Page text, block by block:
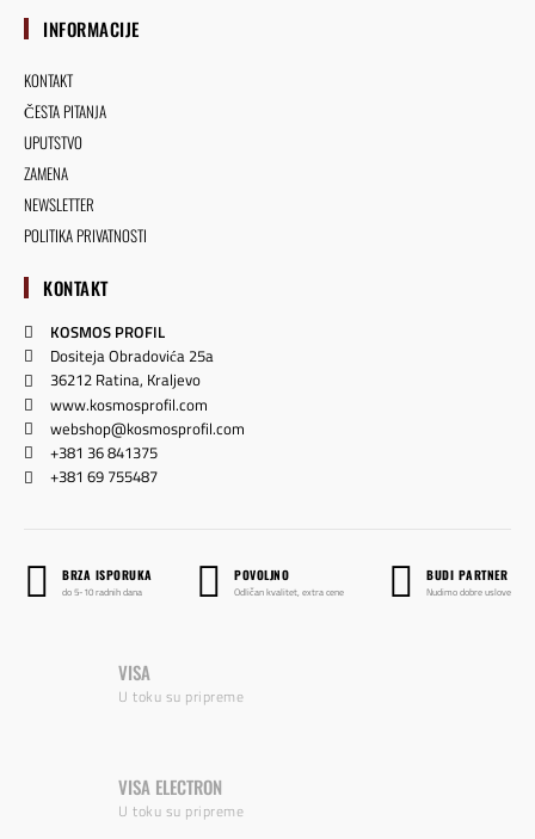
INFORMACIJE
KONTAKT
ČESTA PITANJA
UPUTSTVO
ZAMENA
NEWSLETTER
POLITIKA PRIVATNOSTI
KONTAKT
KOSMOS PROFIL
Dositeja Obradovića 25a
36212 Ratina, Kraljevo
www.kosmosprofil.com
webshop@kosmosprofil.com
+381 36 841375
+381 69 755487
BRZA ISPORUKA
do 5-10 radnih dana
POVOLJNO
Odličan kvalitet, extra cene
BUDI PARTNER
Nudimo dobre uslove
VISA
U toku su pripreme
VISA ELECTRON
U toku su pripreme